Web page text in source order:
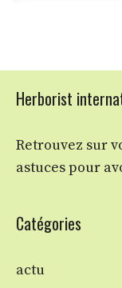
Herborist
Retrouvez sur
astuces pour
Catégories
actu